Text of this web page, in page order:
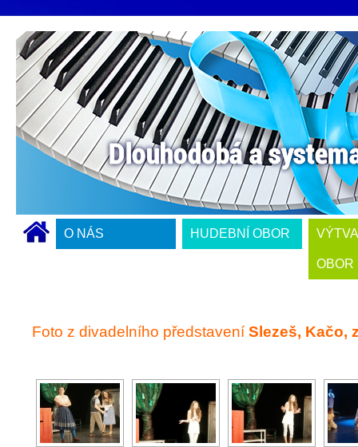
O NÁS HUDEBNÍ OBOR
OBOR
Foto z divadelního představení Slezeš, Kačo,